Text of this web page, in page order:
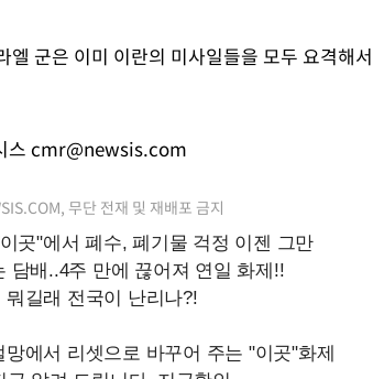
엘 군은 이미 이란의 미사일들을 모두 요격해
스 cmr@newsis.com
무단 전재 및 재배포 금지